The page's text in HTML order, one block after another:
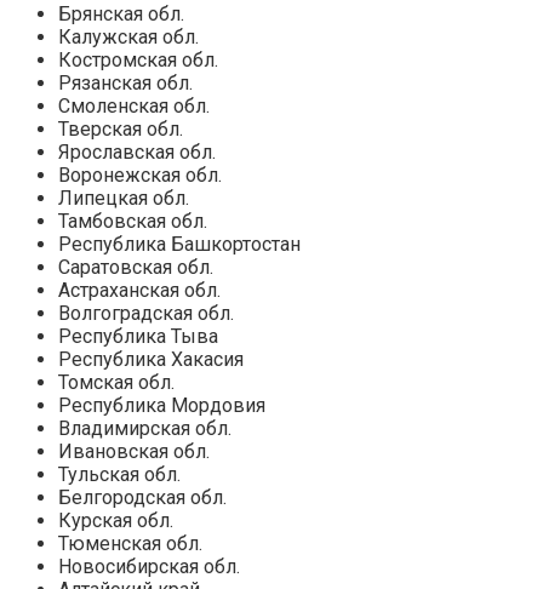
Брянская обл.
Калужская обл.
Костромская обл.
Рязанская обл.
Смоленская обл.
Тверская обл.
Ярославская обл.
Воронежская обл.
Липецкая обл.
Тамбовская обл.
Республика Башкортостан
Саратовская обл.
Астраханская обл.
Волгоградская обл.
Республика Тыва
Республика Хакасия
Томская обл.
Республика Мордовия
Владимирская обл.
Ивановская обл.
Тульская обл.
Белгородская обл.
Курская обл.
Тюменская обл.
Новосибирская обл.